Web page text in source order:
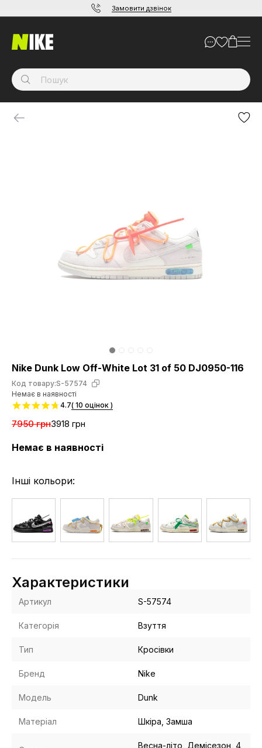
Замовити дзвінок
Nike Dunk Low Off-White Lot 31 of 50 DJ0950-116
Код товару:S-57574
Немає в наявності
4.7( 10 оцінок )
7950 грн3918 грн
Немає в наявності
Інші кольори:
Характеристики
Артикул S-57574
Категорія Взуття
Тип Кросівки
Бренд Nike
Модель Dunk
Матеріал Шкіра, Замша
Весна-літо, Демісезон, 4